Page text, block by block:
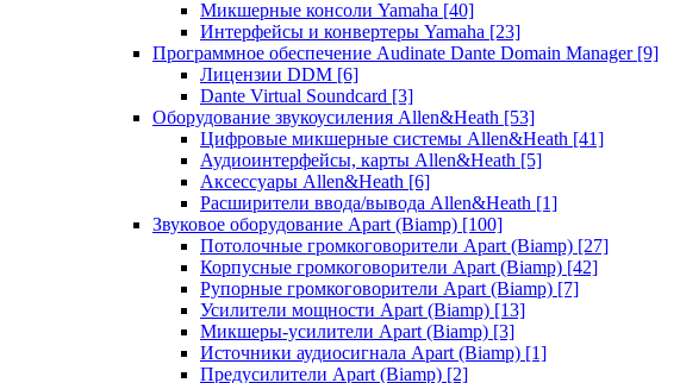
Микшерные консоли Yamaha [40]
Интерфейсы и конвертеры Yamaha [23]
Программное обеспечение Audinate Dante Domain Manager [9]
Лицензии DDM [6]
Dante Virtual Soundcard [3]
Оборудование звукоусиления Allen&Heath [53]
Цифровые микшерные системы Allen&Heath [41]
Аудиоинтерфейсы, карты Allen&Heath [5]
Аксессуары Allen&Heath [6]
Расширители ввода/вывода Allen&Heath [1]
Звуковое оборудование Apart (Biamp) [100]
Потолочные громкоговорители Apart (Biamp) [27]
Корпусные громкоговорители Apart (Biamp) [42]
Рупорные громкоговорители Apart (Biamp) [7]
Усилители мощности Apart (Biamp) [13]
Микшеры-усилители Apart (Biamp) [3]
Источники аудиосигнала Apart (Biamp) [1]
Предусилители Apart (Biamp) [2]